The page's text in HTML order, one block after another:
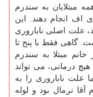
مبتلایان به سندرم
اف انجام دهند. این
علت اصلی ناباروری
گاهی فقط با پنج تا
مبتلا به سندرم
درمانی، می تواند
علت ناباروری را به
نرمال بود و لوله